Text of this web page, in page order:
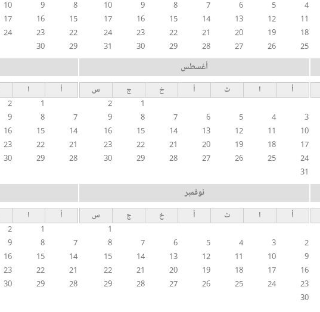
4
5
6
7
8
9
10
11
12
13
14
15
16
17
18
19
20
21
22
23
24
25
26
27
28
29
30
31
8
9
10
15
16
17
22
23
24
29
30
أغسطس
أ ا ث أ خ ج
س
1
2
3
4
5
6
7
8
9
10
11
12
13
14
15
16
17
18
19
20
21
22
23
24
25
26
27
28
29
30
31
أ ا
1
2
7
8
9
14
15
16
21
22
23
28
29
30
نوفمبر
أ ا ث أ خ ج
س
1
2
3
4
5
6
7
8
9
10
11
12
13
14
15
16
17
18
19
20
21
22
23
24
25
26
27
28
29
30
أ ا
1
2
7
8
9
14
15
16
21
22
23
28
29
30